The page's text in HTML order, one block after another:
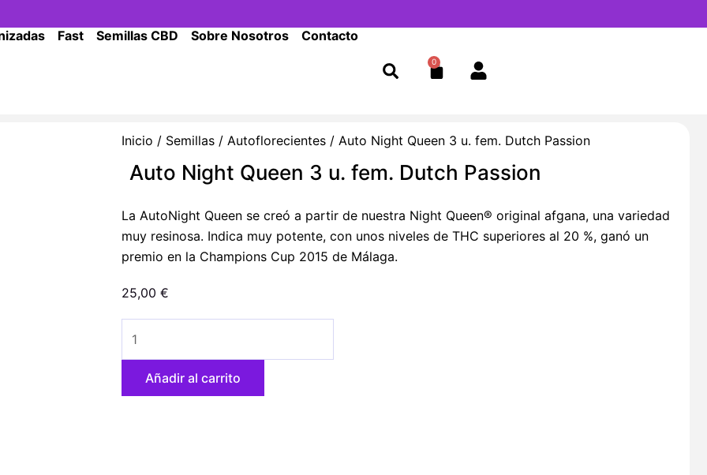
Fast Semillas CBD Sobre Nosotros Contacto
0
Cart
Inicio / Semillas/ Autoflorecientes/ Auto Night Queen 3 u. fem. Dutch Passion
Auto Night Queen 3 u. fem. Dutch Passion
La AutoNight Queen se creó a partir de nuestra Night Queen® original afgana, una variedad
muy resinosa. Indica muy potente, con unos niveles de THC superiores al 20 %, ganó un
premio en la Champions Cup 2015 de Málaga.
25,00 €
Night
Añadir al carrito